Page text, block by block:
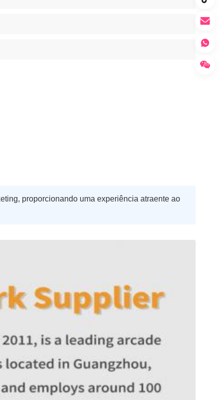
proporcionando uma experiência atraente ao